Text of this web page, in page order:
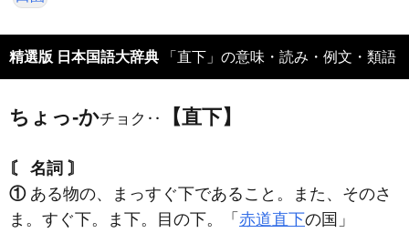
精選版 日本国語大辞典 「直下」の意味・読み・例文・類語
ちょっ‐かチョク‥ 【直下】
〘 名詞 〙
①ある物の、まっすぐ下であること。また、そのさ
ま。すぐ下。ま下。目の下。「 赤道直下の国」